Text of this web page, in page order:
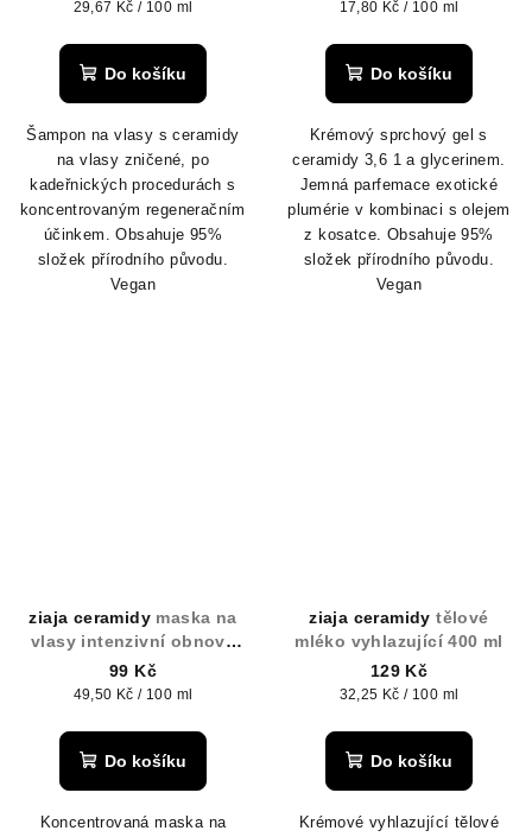
Měrná
29,67 Kč / 100 ml
Do košíku
Šampon na vlasy s ceramidy
na vlasy zničené, po
kadeřnických procedurách s
koncentrovaným regeneračním
účinkem. Obsahuje 95%
složek přírodního původu.
Vegan
Měrná
17,80 Kč / 100 ml
Do košíku
Krémový sprchový gel s
ceramidy 3,6 1 a glycerinem.
Jemná parfemace exotické
plumérie v kombinaci s olejem
z kosatce. Obsahuje 95%
složek přírodního původu.
Vegan
ziaja ceramidy maska na
vlasy intenzivní obnova
200 ml
99 Kč
Měrná
49,50 Kč / 100 ml
Do košíku
Koncentrovaná maska na
ziaja ceramidytělové
mléko vyhlazující 400 ml
129 Kč
Měrná
32,25 Kč / 100 ml
Do košíku
Krémové vyhlazující tělové